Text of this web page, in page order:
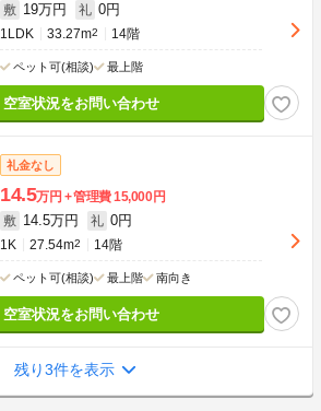
敷 19万円 礼 0円
1LDK 33.27m2 14階
ペット可(相談) 最上階
空室状況をお問い合わせ
礼金なし
14.5万円 管理費15,000円
敷 14.5万円 礼 0円
1K 27.54m2 14階
ペット可(相談) 最上階 南向き
空室状況をお問い合わせ
残り3件を表示